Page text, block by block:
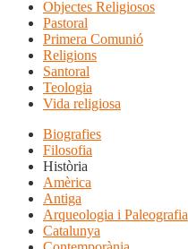
Objectes Religiosos
Pastoral
Primera Comunió
Religions
Santoral
Teologia
Vida religiosa
Biografies
Filosofia
Història
Amèrica
Antiga
Arqueologia i Paleografia
Catalunya